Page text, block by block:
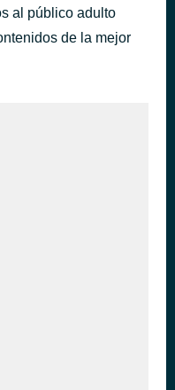
al público adulto
de la mejor